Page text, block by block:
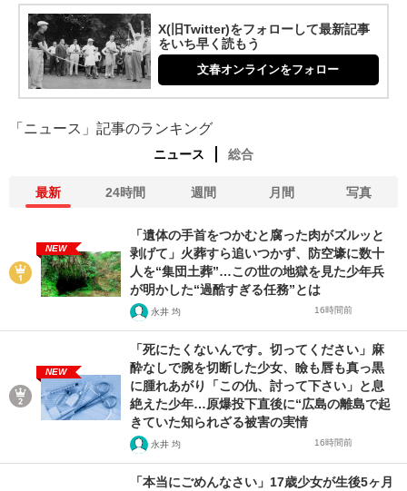
X(旧Twitter)をフォローして最新記事
をいち早く読もう
文春オンラインをフォロー
「ニュース」記事のランキング
ニュース 総合
最新 24時間 週間 月間 写真
NEW
「遺体の手首をつかむと腐った肉がズルッと
剥げて」火葬すら追いつかず、防空壕に数十
人を“集団土葬”…この世の地獄を見た少年兵
が明かした“過酷すぎる任務”とは
永井 均 16時間前
NEW
「死にたくないんです。切ってください」麻
酔なしで腕を切断した少女、瞼も唇も真っ黒
に腫れあがり「この仇、討って下さい」と息
絶えた少年…原爆投下直後に“広島の離島で起
きていた知られざる被害の実情
永井 均 16時間前
「本当にごめんなさい」17歳少女が生後5ヶ月